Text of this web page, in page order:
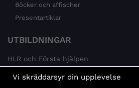
Böcker och affischer
Presentartiklar
UTBILDNINGAR
HLR och Första hjälpen
Psykisk hälsa
Brandskydd
Vi skräddarsyr din upplevelse